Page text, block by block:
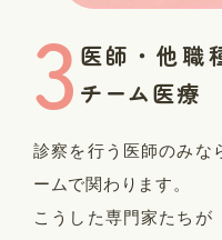
3 医師・他職
チーム医療
診察を行う医師のみな
ームで関わります。
こうした専門家たちが